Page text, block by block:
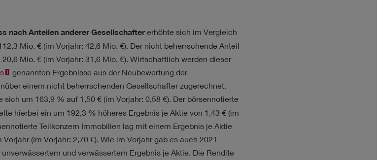
nach Anteilen anderer Gesellschaftererhöhte sich im Vergleich
Mio. €(im Vorjahr: 42,6 Mio. €). Der nicht beherrschende Anteil
20,6 Mio. €(im Vorjahr: 31,6 Mio. €). Wirtschaftlich werden dieser
genannten Ergebnisse aus der Neubewertung der
einem nicht beherrschenden Gesellschafter zugerechnet.
sich um 163,9 % auf 1,50 € (im Vorjahr: 0,58 €). Der börsennotierte
hierbei ein um 192,3 % höheres Ergebnis je Aktie von 1,43 € (im
Teilkonzern Immobilien lag mit einem Ergebnis je Aktie
(im Vorjahr: 2,70 €). Wie im Vorjahr gab es auch 2021
und verwässertem Ergebnis je Aktie. Die Rendite